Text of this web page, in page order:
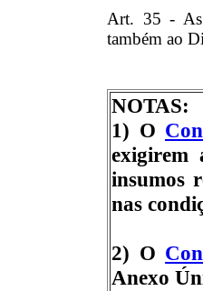
Art. 35 - As
também ao
NOTAS:
1) O
exigirem
insumos
nas
2) O
Anexo